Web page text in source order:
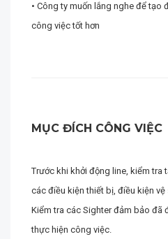
• Công ty muốn lắng nghe để tạo
công việc tốt hơn
MỤC ĐÍCH CÔNG VIỆC
Trước khi khởi động line, kiểm tra
các điều kiện thiết bị, điều kiện vệ
Kiểm tra các Sighter đảm bảo đã
thực hiện công việc.